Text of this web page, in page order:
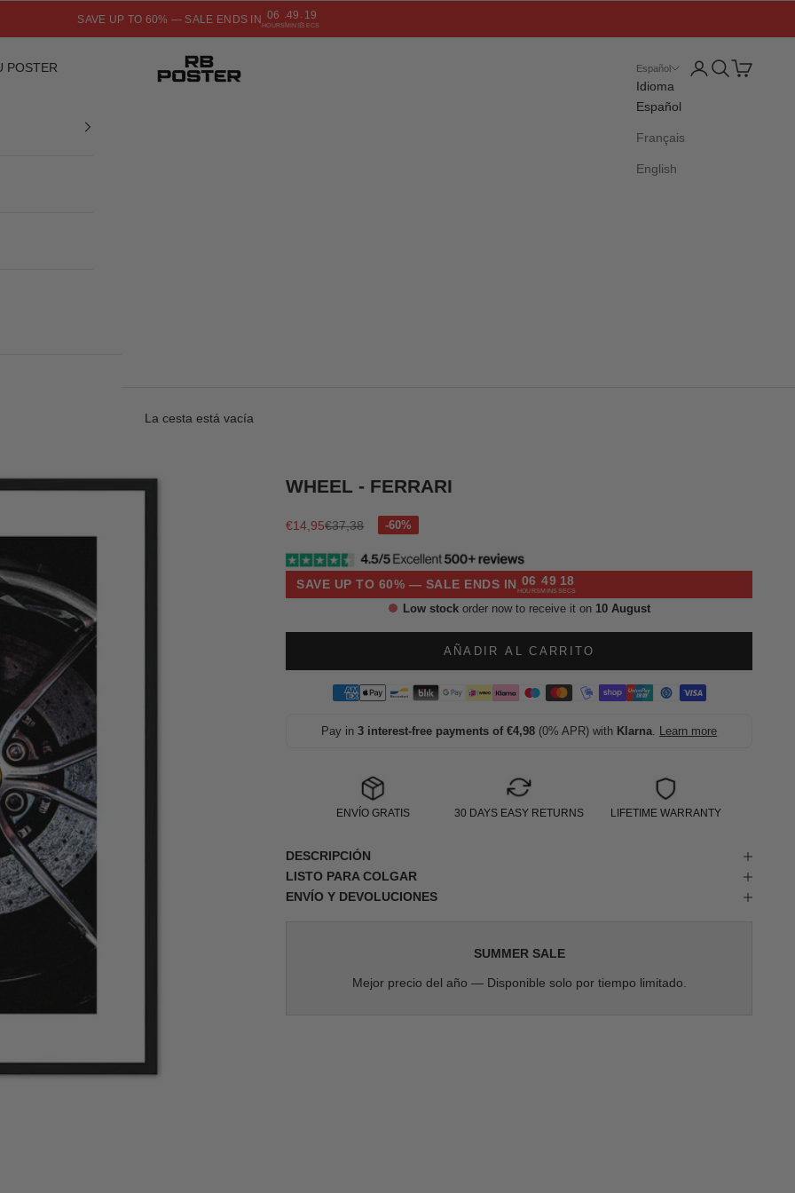
SAVE UP TO 60% — SALE ENDS IN 06
HOURS:49
MINS: 17
SECS
RB POSTER
POSTER Español
Idioma
Español
Français
English
Iniciar sesión
Buscar
Cesta
La cesta está vacía
WHEEL - FERRARI
Precio de oferta
€14,95Precio normal
€37,38
SAVE UP TO 60% — SALE ENDS IN 06
HOURS
49
MINS
17
SECS
Low stockorder now to receive it on 10 August
AÑADIR AL CARRITO
Pay in3 interest-free payments of €4,98 (0% APR) with Klarna. Learn more
ENVÍO GRATIS 30 DAYS EASY RETURNS LIFETIME WARRANTY
DESCRIPCIÓN
LISTO PARA COLGAR
ENVÍO Y DEVOLUCIONES
SUMMER SALE
Mejor precio del año — Disponible solo por tiempo limitado.